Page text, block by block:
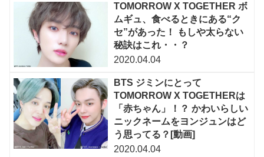
TOMORROW X TOGETHER ボ
ムギュ、食べるときにある“ク
セ”があった！ もしや太らない
秘訣はこれ・・？
2020.04.04
BTS ジミンにとって
TOMORROW X TOGETHERは
「赤ちゃん」！？ かわいらしい
ニックネームをヨンジュンはど
う思ってる？[動画]
2020.04.04